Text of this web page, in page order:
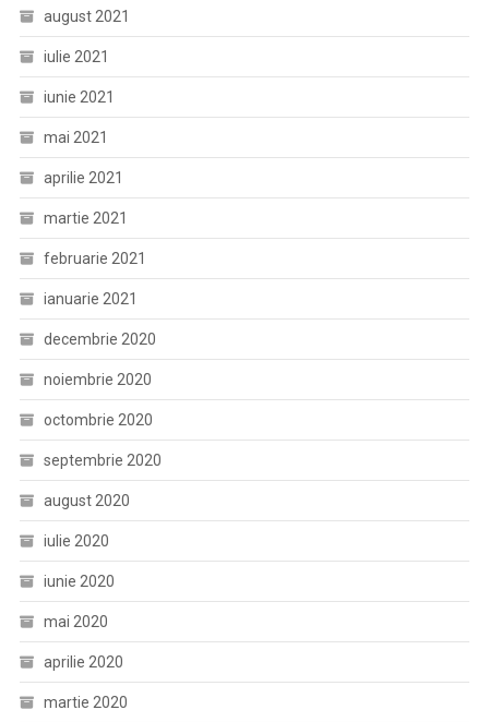
august 2021
iulie 2021
iunie 2021
mai 2021
aprilie 2021
martie 2021
februarie 2021
ianuarie 2021
decembrie 2020
noiembrie 2020
octombrie 2020
septembrie 2020
august 2020
iulie 2020
iunie 2020
mai 2020
aprilie 2020
martie 2020